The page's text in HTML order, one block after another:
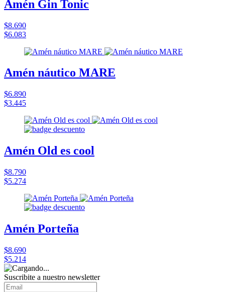
Amén Gin Tonic
$8.690
$6.083
Amén náutico MARE
$6.890
$3.445
Amén Old es cool
$8.790
$5.274
Amén Porteña
$8.690
$5.214
Suscribite a nuestro newsletter